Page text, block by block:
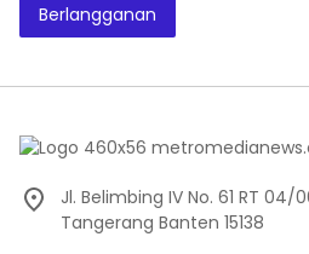
Berlangganan
Jl. Belimbing IV No. 61 RT 04/
Tangerang Banten 15138